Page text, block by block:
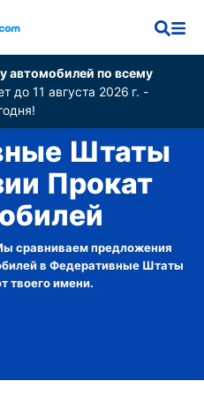
автомобилей по всему
до 11 августа 2026 г. -
Штаты
Прокат
сравниваем предложения
в Федеративные Штаты
твоего имени.